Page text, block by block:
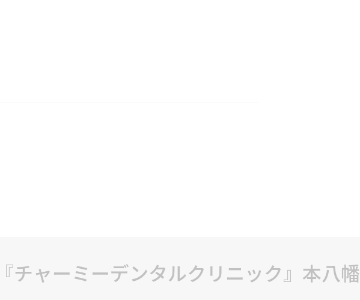
チャーミーデンタルクリニック』本八幡